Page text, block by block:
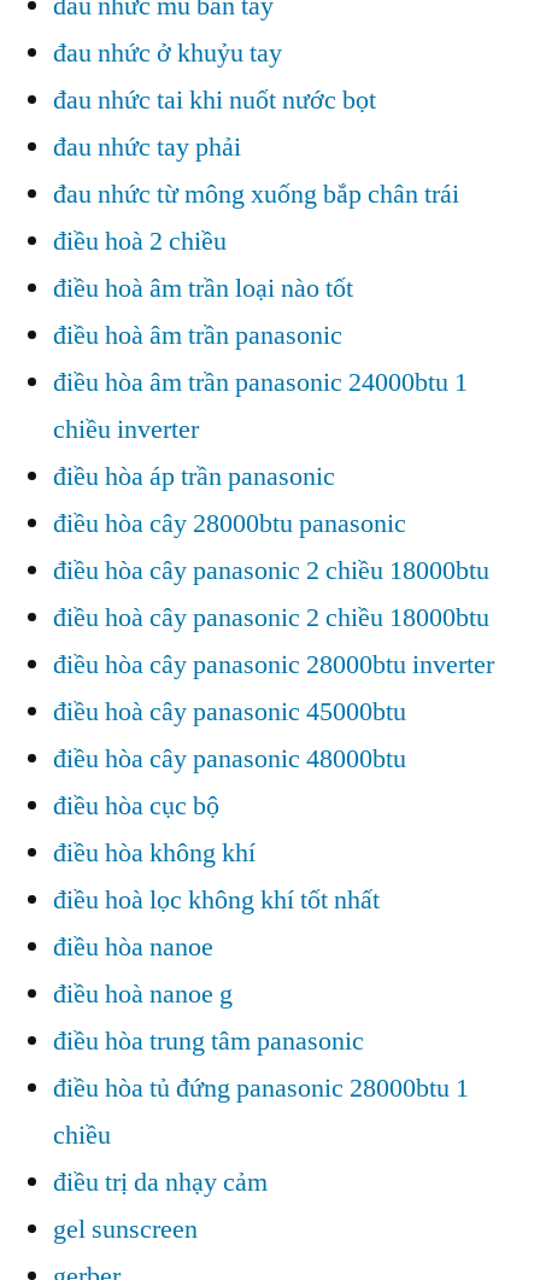
đau nhức ở khuỷu tay
đau nhức tai khi nuốt nước bọt
đau nhức tay phải
đau nhức từ mông xuống bắp chân trái
điều hoà 2 chiều
điều hoà âm trần loại nào tốt
điều hoà âm trần panasonic
điều hòa âm trần panasonic 24000btu 1
chiều inverter
điều hòa áp trần panasonic
điều hòa cây 28000btu panasonic
điều hòa cây panasonic 2 chiều 18000btu
điều hoà cây panasonic 2 chiều 18000btu
điều hòa cây panasonic 28000btu inverter
điều hoà cây panasonic 45000btu
điều hòa cây panasonic 48000btu
điều hòa cục bộ
điều hòa không khí
điều hoà lọc không khí tốt nhất
điều hòa nanoe
điều hoà nanoe g
điều hòa trung tâm panasonic
điều hòa tủ đứng panasonic 28000btu 1
chiều
điều trị da nhạy cảm
gel sunscreen